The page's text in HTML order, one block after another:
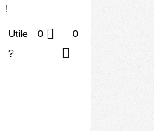
!
Utile
?
0 0